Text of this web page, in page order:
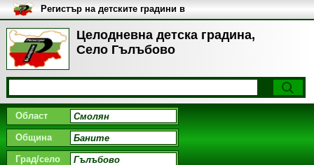
Целодневна детска градина,
Село Гълъбово
Регистър на детските градини в
България
Област
Община
Град/село